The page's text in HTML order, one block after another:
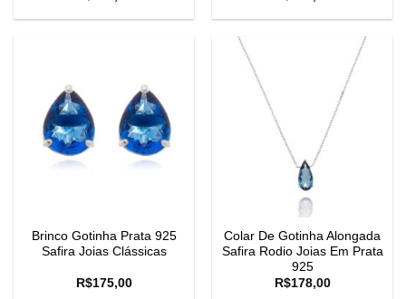
Brinco Gotinha Prata 925
Safira Joias Clássicas
R$175,00
Colar De Gotinha Alongada
Safira Rodio Joias Em Prata
925
R$178,00